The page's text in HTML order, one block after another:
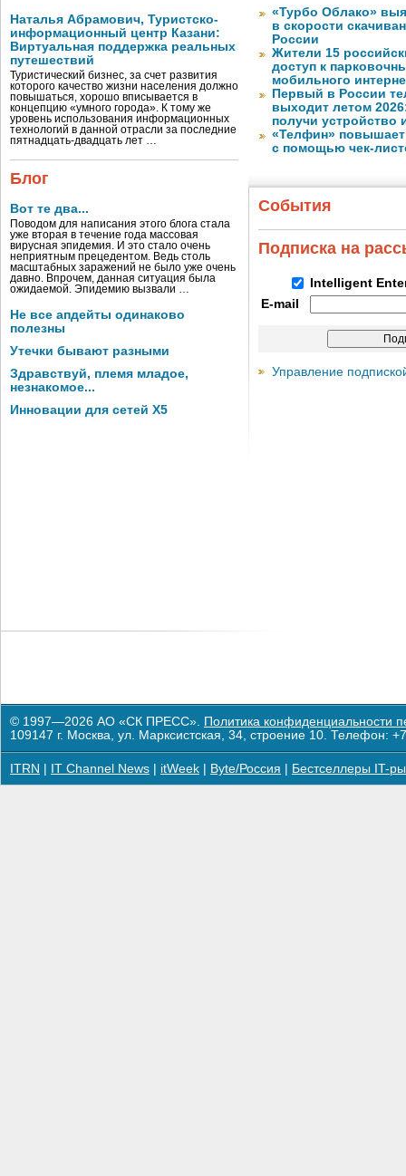
Наталья Абрамович, Туристско-
информационный центр Казани:
Виртуальная поддержка реальных
путешествий
Туристический бизнес, за счет развития
которого качество жизни населения должно
повышаться, хорошо вписывается в
концепцию «умного города». К тому же
уровень использования информационных
технологий в данной отрасли за последние
пятнадцать-двадцать лет …
Блог
Вот те два...
Поводом для написания этого блога стала
уже вторая в течение года массовая
вирусная эпидемия. И это стало очень
неприятным прецедентом. Ведь столь
масштабных заражений не было уже очень
давно. Впрочем, данная ситуация была
ожидаемой. Эпидемию вызвали …
Не все апдейты одинаково
полезны
Утечки бывают разными
Здравствуй, племя младое,
незнакомое...
Инновации для сетей X5
«Турбо Облако»
в скорости
России
Жители 15
доступ к
мобильного
Первый в России
выходит летом
получи устройство
«Телфин» повышает
с помощью чек-
События
Подписка на
Intelligent
E-mail
Управление
© 1997—2026 АО «СК ПРЕСС». Политика конфиденциальности
109147 г. Москва, ул. Марксистская, 34, строение 10. Телефон:
ITRN IT Channel News itWeek Byte/Россия Бестселлеры IT-